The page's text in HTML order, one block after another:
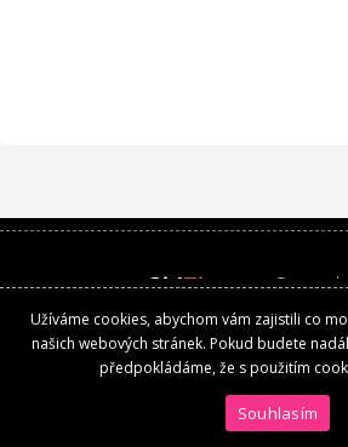
GirlTime.cz
Kontakt
Užíváme cookies, abychom vám zajistili co
našich webových stránek. Pokud budete
předpokládáme, že s použitím
Souhlasím